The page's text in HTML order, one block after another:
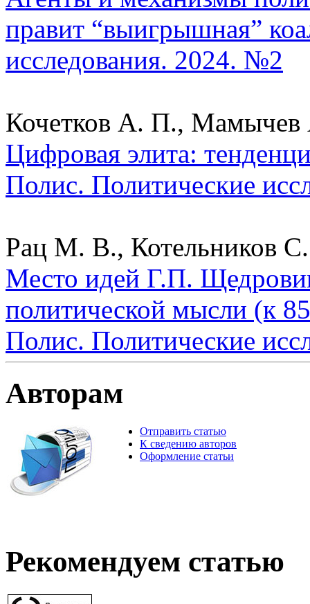
правит “выигрышная”
исследования. 2024. №2
Кочетков А. П.,
Цифровая элита:
Полис. Политические
Рац М. В., Котельников
Место идей Г.П.
политической мысли (к
Полис. Политические
Авторам
Отправить статью
К сведению авторов
Оформление статьи
Рекомендуем статью